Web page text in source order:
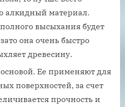
алкидный материал.
высыхания будет
она очень быстро
древесину.
Ее применяют для
поверхностей, за счет
прочность и